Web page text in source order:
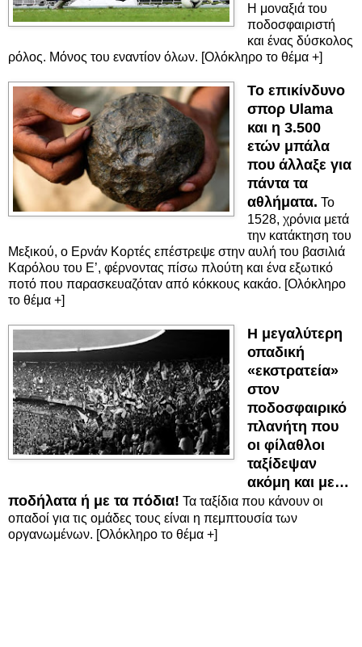
Η μοναξιά του
ποδοσφαιριστή
και ένας δύσκολος
ρόλος. Μόνος του εναντίον όλων. [Ολόκληρο το θέμα +]
Το επικίνδυνο
σπορ Ulama
και η 3.500
ετών μπάλα
που άλλαξε για
πάντα τα
αθλήματα. Το
1528, χρόνια μετά
την κατάκτηση του
Μεξικού, ο Ερνάν Κορτές επέστρεψε στην αυλή του βασιλιά
Καρόλου του Ε’, φέρνοντας πίσω πλούτη και ένα εξωτικό
ποτό που παρασκευαζόταν από κόκκους κακάο. [Ολόκληρο
το θέμα +]
Η μεγαλύτερη
οπαδική
«εκστρατεία»
στον
ποδοσφαιρικό
πλανήτη που
οι φίλαθλοι
ταξίδεψαν
ακόμη και με…
ποδήλατα ή με τα πόδια! Τα ταξίδια που κάνουν οι
οπαδοί για τις ομάδες τους είναι η πεμπτουσία των
οργανωμένων. [Ολόκληρο το θέμα +]